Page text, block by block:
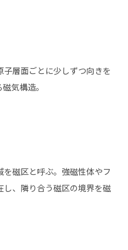
層面ごとに少しずつ向きを
気構造。
磁区と呼ぶ。強磁性体やフ
、隣り合う磁区の境界を磁